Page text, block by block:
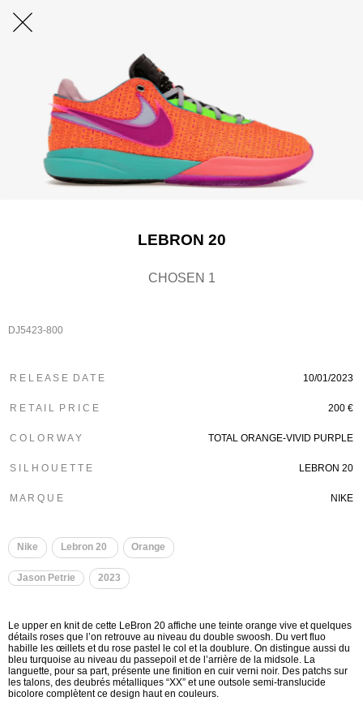
LEBRON 20
CHOSEN 1
DJ5423-800
R E L E A S E D A T E 10/01/2023
R E T A I L P R I C E 200 €
C O L O R W A Y TOTAL ORANGE-VIVID PURPLE
S I L H O U E T T E LEBRON 20
M A R Q U E NIKE
Nike Lebron 20 Orange
Jason Petrie 2023
Le upper en knit de cette LeBron 20 affiche une teinte orange vive et quelques
détails roses que l’on retrouve au niveau du double swoosh. Du vert fluo
habille les œillets et du rose pastel le col et la doublure. On distingue aussi du
bleu turquoise au niveau du passepoil et de l’arrière de la midsole. La
languette, pour sa part, présente une finition en cuir verni noir. Des patchs sur
les talons, des deubrés métalliques “XX” et une outsole semi-translucide
bicolore complètent ce design haut en couleurs.